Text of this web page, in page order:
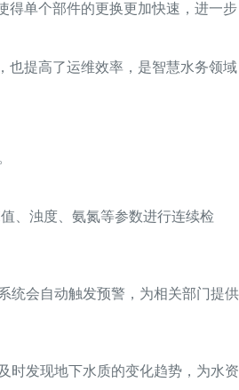
得单个部件的更换更加快速，进一步
也提高了运维效率，是智慧水务领域
、浊度、氨氮等参数进行连续检
统会自动触发预警，为相关部门提供
时发现地下水质的变化趋势，为水资